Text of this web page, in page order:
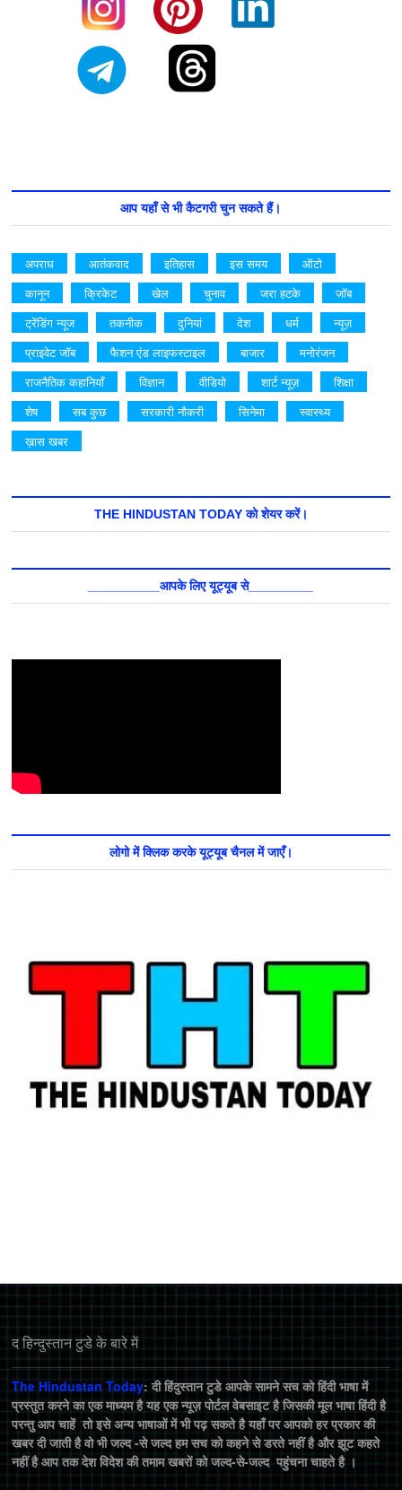
आप यहाँ से भी कैटगरी चुन सकते हैं।
अपराध आतंकवाद इतिहास इस समय
ऑटो
कानून
क्रिकेट खेल चुनाव जरा हटके
जॉब
ट्रेंडिंग न्यूज
तकनीक दुनियां देश धर्म
न्यूज़
प्राइवेट जॉब
फैशन एंड लाइफस्टाइल बाजार
मनोरंजन
राजनैतिक कहानियाँ
विज्ञान वीडियो शार्ट न्यूज़
शिक्षा
शेष
सब कुछ सरकारी नौकरी सिनेमा
स्वास्थ्य
ख़ास खबर
THE HINDUSTAN TODAY को शेयर करें।
__________आपके लिए यूट्यूब से_________
लोगो में क्लिक करके यूट्यूब चैनल में जाएँ।
द हिन्‍दुस्‍तान टुडे के बारे में
The Hindustan Today: दी हिंदुस्तान टुडे आपके सामने सच को हिंदी भाषा में
प्रस्तुत करने का एक माध्यम है यह एक न्यूज़ पोर्टल वेबसाइट है जिसकी मूल भाषा हिंदी है
परन्तु आप चाहें तो इसे अन्य भाषाओं में भी पढ़ सकते है यहाँ पर आपको हर प्रकार की
खबर दी जाती है वो भी जल्द -से जल्द हम सच को कहने से डरते नहीं है और झूट कहते
नहीं है आप तक देश विदेश की तमाम खबरों को जल्द-से-जल्द पहुंचना चाहते है ।